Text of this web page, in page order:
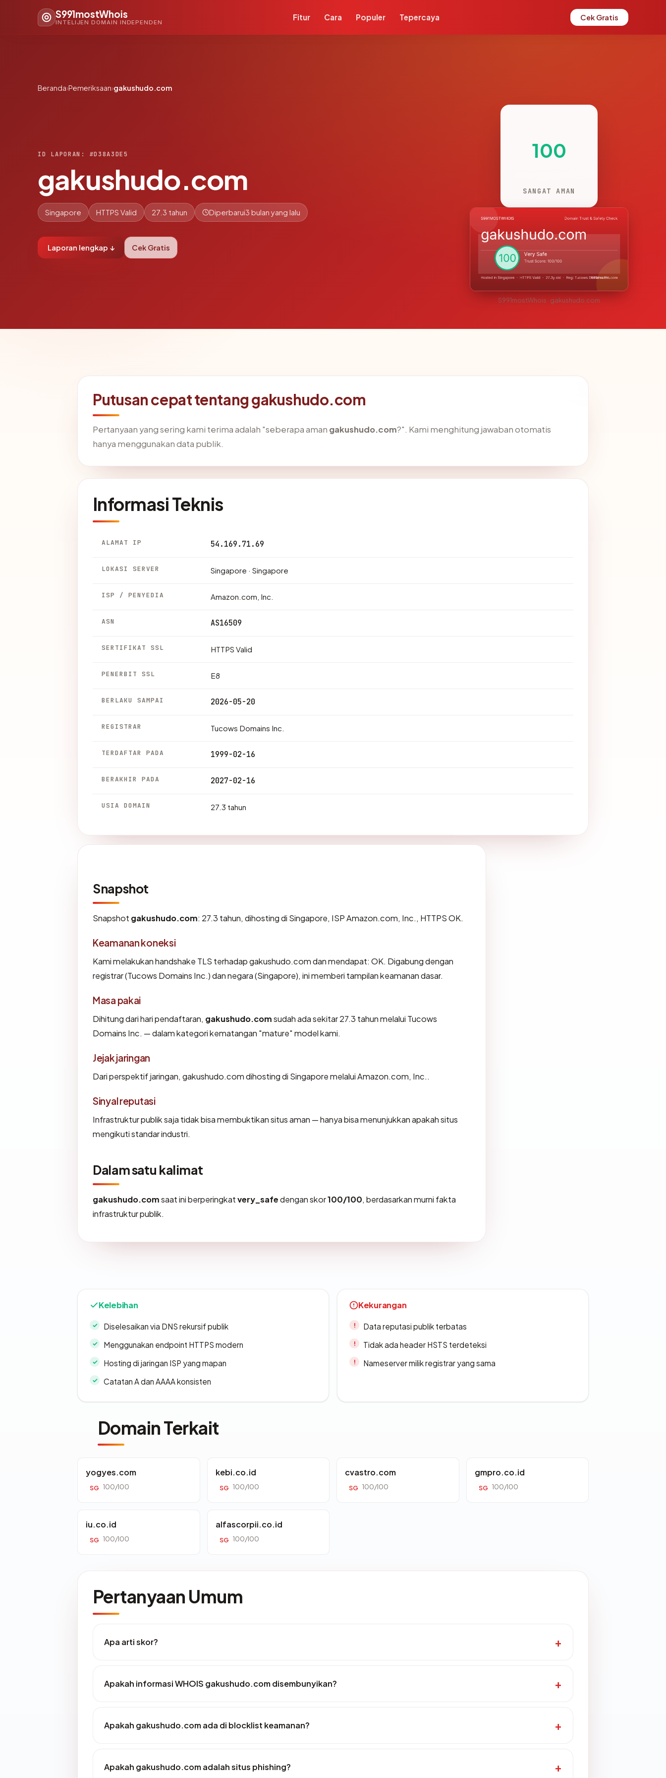
S991mostWhois
INTELIJEN DOMAIN INDEPENDEN
Fitur Cara Populer Tepercaya Cek Gratis
Beranda›Pemeriksaan›gakushudo.com
ID LAPORAN: #D38A3DE5
gakushudo.com
Singapore HTTPS Valid 27.3 tahun Diperbarui3 bulan yang lalu
Laporan lengkap ↓ Cek Gratis
100
SANGAT AMAN
S991mostWhois · gakushudo.com
Putusan cepat tentang gakushudo.com
Pertanyaan yang sering kami terima adalah "seberapa aman gakushudo.com?". Kami menghitung jawaban otomatis
hanya menggunakan data publik.
Informasi Teknis
ALAMAT IP 54.169.71.69
LOKASI SERVER Singapore · Singapore
ISP / PENYEDIA Amazon.com, Inc.
ASN AS16509
SERTIFIKAT SSL HTTPS Valid
PENERBIT SSL E8
BERLAKU SAMPAI 2026-05-20
REGISTRAR Tucows Domains Inc.
TERDAFTAR PADA 1999-02-16
BERAKHIR PADA 2027-02-16
USIA DOMAIN 27.3 tahun
Snapshot
Snapshot gakushudo.com: 27.3 tahun, dihosting di Singapore, ISP Amazon.com, Inc., HTTPS OK.
Keamanan koneksi
Kami melakukan handshake TLS terhadap gakushudo.com dan mendapat: OK. Digabung dengan
registrar (Tucows Domains Inc.) dan negara (Singapore), ini memberi tampilan keamanan dasar.
Masa pakai
Dihitung dari hari pendaftaran, gakushudo.comsudah ada sekitar 27.3 tahun melalui Tucows
Domains Inc. — dalam kategori kematangan "mature" model kami.
Jejak jaringan
Dari perspektif jaringan, gakushudo.com dihosting di Singapore melalui Amazon.com, Inc..
Sinyal reputasi
Infrastruktur publik saja tidak bisa membuktikan situs aman — hanya bisa menunjukkan apakah situs
mengikuti standar industri.
Dalam satu kalimat
gakushudo.comsaat ini berperingkatvery_safedengan skor100/100, berdasarkan murni fakta
infrastruktur publik.
Kelebihan
Diselesaikan via DNS rekursif publik
Menggunakan endpoint HTTPS modern
Hosting di jaringan ISP yang mapan
Catatan A dan AAAA konsisten
Kekurangan
Data reputasi publik terbatas
Tidak ada header HSTS terdeteksi
Nameserver milik registrar yang sama
Domain Terkait
yogyes.com
SG 100/100
kebi.co.id
SG 100/100
cvastro.com
SG 100/100
gmpro.co.id
SG 100/100
iu.co.id
SG 100/100
alfascorpii.co.id
SG 100/100
Pertanyaan Umum
Apa arti skor?
Apakah informasi WHOIS gakushudo.com disembunyikan?
Apakah gakushudo.com ada di blocklist keamanan?
Apakah gakushudo.com adalah situs phishing?